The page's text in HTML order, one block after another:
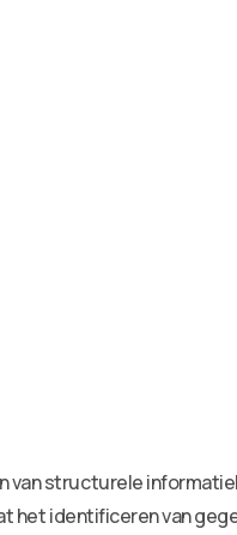
van structurele
het identificeren van